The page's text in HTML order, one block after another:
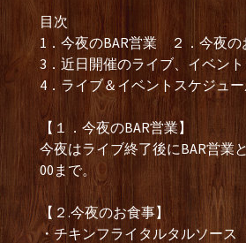
目次
1．今夜のBAR営業 ２．今夜の
3．近日開催のライブ、イベント
4．ライブ＆イベントスケジュ
【１．今夜のBAR営業】
今夜はライブ終了後にBAR営業
00まで。
【２.今夜のお食事】
・チキンフライタルタルソ